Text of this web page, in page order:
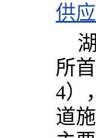
供
所
4）
道